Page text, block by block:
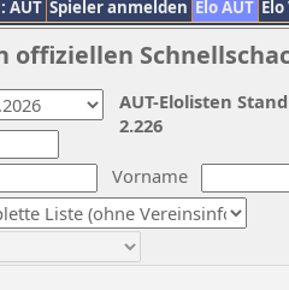
AUT Spieler anmelden Elo AUT
Vorname
AUT-Elolisten
2.226